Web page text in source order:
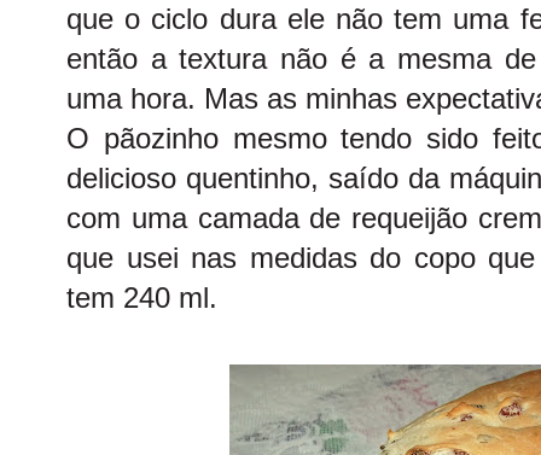
que o ciclo dura ele não tem uma
então a textura não é a mesma
uma hora. Mas as minhas
O pãozinho mesmo tendo sido
delicioso quentinho, saído da
com uma camada de requeijão
que usei nas medidas do copo
tem 240 ml.